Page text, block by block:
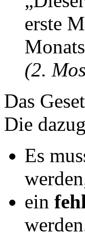
erste
(2.
Das
Die
Es
ein